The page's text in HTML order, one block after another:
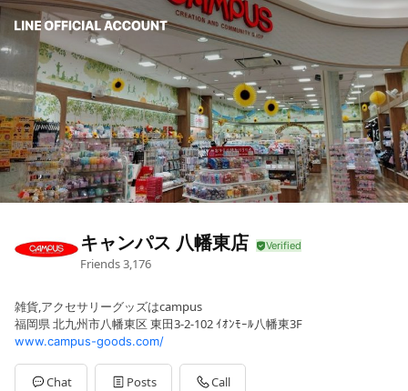
キャンパス 八幡東店
Friends3,176
雑貨,アクセサリーグッズはcampus
福岡県 北九州市八幡東区 東田3-2-102 ｲｵﾝﾓｰﾙ八幡東3F
www.campus-goods.com/
Chat Posts Call